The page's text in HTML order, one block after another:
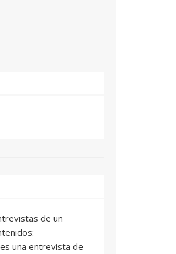
de un
una entrevista de